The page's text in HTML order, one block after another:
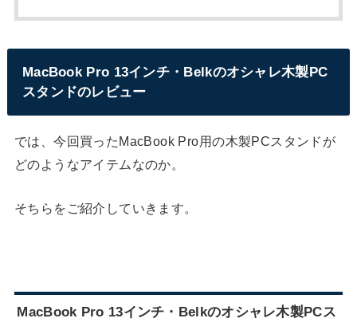
MacBook Pro 13インチ・Belkのオシャレ木製PC
スタンドのレビュー
では、今回買ったMacBook Pro用の木製PCスタンドが
どのようなアイテムなのか。
そちらをご紹介していきます。
MacBook Pro 13インチ・Belkのオシャレ木製PCス